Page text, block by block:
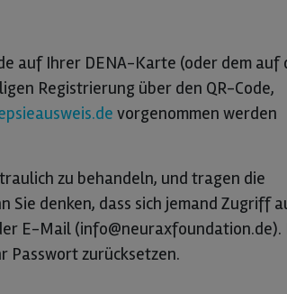
auf Ihrer DENA-Karte (oder dem auf
Registrierung über den QR-Code,
vorgenommen werden
zu behandeln, und tragen die
denken, dass sich jemand Zugriff
E-Mail (info@neuraxfoundation.de).
Passwort zurücksetzen.